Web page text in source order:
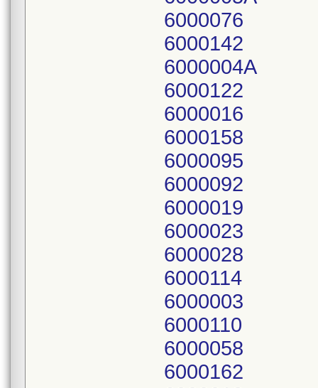
6000076
6000142
6000004A
6000122
6000016
6000158
6000095
6000092
6000019
6000023
6000028
6000114
6000003
6000110
6000058
6000162